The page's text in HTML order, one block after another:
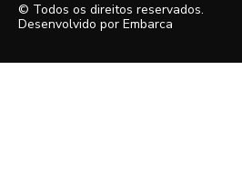
© Todos os direitos reservados.
Desenvolvido por Embarca